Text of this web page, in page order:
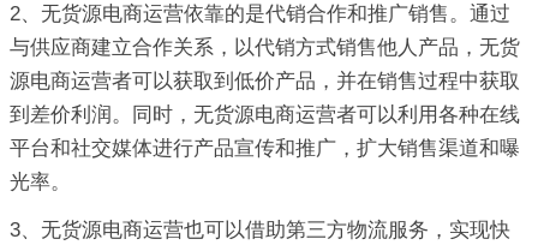
2、无货源电商运营依靠的是代销合作和推广销售。通过
与供应商建立合作关系，以代销方式销售他人产品，无货
源电商运营者可以获取到低价产品，并在销售过程中获取
到差价利润。同时，无货源电商运营者可以利用各种在线
平台和社交媒体进行产品宣传和推广，扩大销售渠道和曝
光率。
3、无货源电商运营也可以借助第三方物流服务，实现快